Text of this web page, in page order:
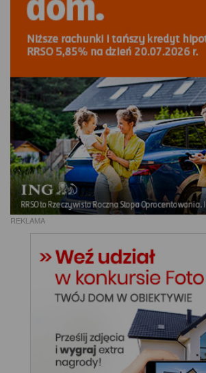
REKLAMA